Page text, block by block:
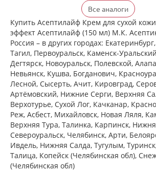
Все аналоги
Купить Асептилайф Крем для сухой
эффект Асептилайф (150 мл) М.К.
Россия – в других городах:
Тагил, Первоуральск, Каменск-
Дегтярск, Новоуральск, Полевской,
Невьянск, Кушва, Богданович,
Лесной, Сысерть, Ачит, Кировград,
Артёмовский, Нижние Cерги, Верхняя
Верхотурье, Сухой Лог, Качканар,
Реж, Асбест, Михайловск, Новая Ляля,
Верхняя Тура, Талинка, Карпинск,
Североуральск, Челябинск, Арти,
Ивдель, Нижняя Салда, Тугулым,
Талица, Копейск (Челябинская обл),
(Челябинская обл)